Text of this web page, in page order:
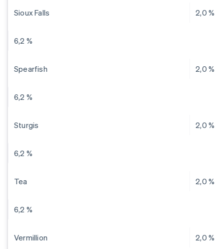
Sioux Falls 2,0 %
6,2 %
Spearfish 2,0 %
6,2 %
Sturgis 2,0 %
6,2 %
Tea 2,0 %
6,2 %
Vermillion 2,0 %